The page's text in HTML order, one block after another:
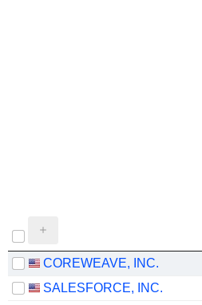
COREWEAVE, INC.
SALESFORCE, INC.